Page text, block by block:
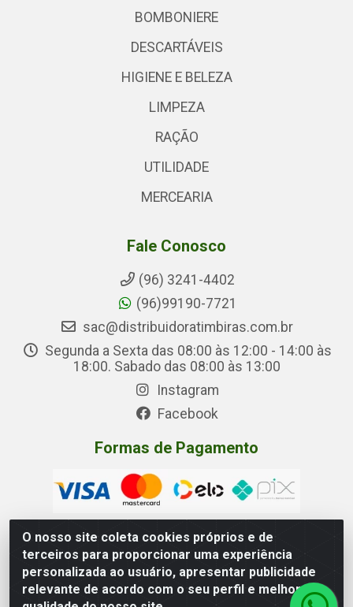
O nosso site coleta cookies próprios e de
terceiros para proporcionar uma experiência
personalizada ao usuário, apresentar publicidade
relevante de acordo com o seu perfil e melhorar a
BOMBONIERE
DESCARTÁVEIS
HIGIENE E BELEZA
LIMPEZA
RAÇÃO
UTILIDADE
MERCEARIA
Fale Conosco
(96) 3241-4402
(96)99190-7721
sac@distribuidoratimbiras.com.br
Segunda a Sexta das 08:00 às 12:00 - 14:00 às
18:00. Sabado das 08:00 às 13:00
Instagram
Facebook
Formas de Pagamento
Distribuidora Timbiras - Rua Manoel Eudóxio Pereira, 3787 –
Beirol, Macapá – AP - CNPJ 05.326.875/0001-00